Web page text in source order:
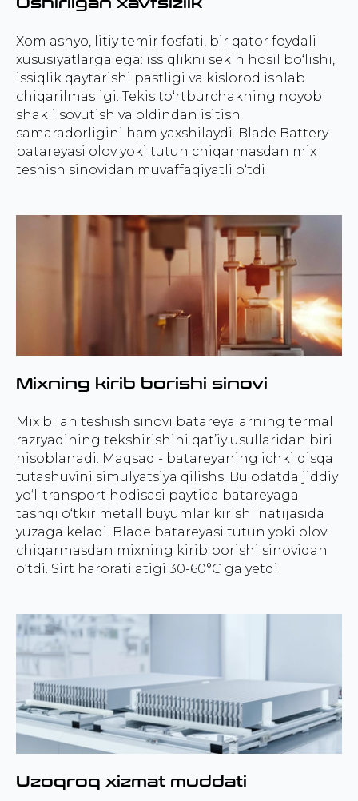
Xom ashyo, litiy temir fosfati, bir qator foydali
xususiyatlarga ega: issiqlikni sekin hosil bo‘lishi,
issiqlik qaytarishi pastligi va kislorod ishlab
chiqarilmasligi. Tekis to‘rtburchakning noyob
shakli sovutish va oldindan isitish
samaradorligini ham yaxshilaydi. Blade Battery
batareyasi olov yoki tutun chiqarmasdan mix
teshish sinovidan muvaffaqiyatli o‘tdi
Mixning kirib borishi sinovi
Mix bilan teshish sinovi batareyalarning termal
razryadining tekshirishini qat’iy usullaridan biri
hisoblanadi. Maqsad - batareyaning ichki qisqa
tutashuvini simulyatsiya qilishs. Bu odatda jiddiy
yo‘l-transport hodisasi paytida batareyaga
tashqi o‘tkir metall buyumlar kirishi natijasida
yuzaga keladi. Blade batareyasi tutun yoki olov
chiqarmasdan mixning kirib borishi sinovidan
o‘tdi. Sirt harorati atigi 30-60°C ga yetdi
Uzoqroq xizmat muddati